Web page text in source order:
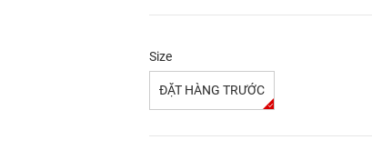
Size
ĐẶT HÀNG TRƯỚC